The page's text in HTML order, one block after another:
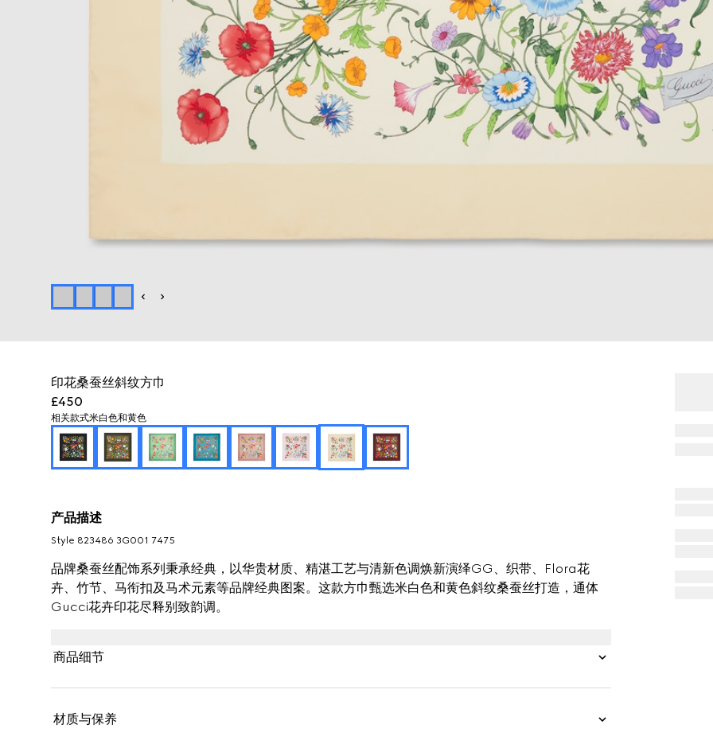
印花桑蚕丝斜纹方巾
£450
相关款式米白色和黄色
产品描述
Style ‎823486 3G001 7475
品牌桑蚕丝配饰系列秉承经典，以华贵材质、精湛工艺与清新色调焕新演绎GG、织带、Flora花
卉、竹节、马衔扣及马术元素等品牌经典图案。这款方巾甄选米白色和黄色斜纹桑蚕丝打造，通体
Gucci花卉印花尽释别致韵调。
商品细节
材质与保养